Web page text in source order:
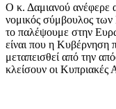
Ο κ. Δαμιανού ανέφερε
νομικός σύμβουλος των
το παλέψουμε στην
είναι που η Κυβέρνηση
μεταπεισθεί από την
κλείσουν οι Κυπριακές